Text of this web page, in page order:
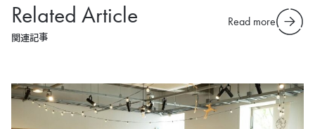
Related Article
関連記事
Read more